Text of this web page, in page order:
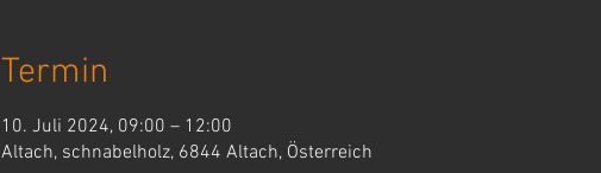
Termin
10. Juli 2024, 09:00 – 12:00
Altach, schnabelholz, 6844 Altach, Österreich